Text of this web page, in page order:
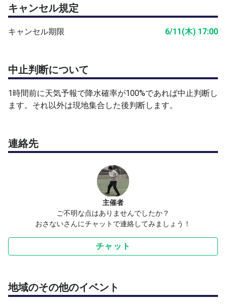
キャンセル規定
キャンセル期限 6/11(木) 17:00
中止判断について
1時間前に天気予報で降水確率が100%であれば中止判断し
ます。それ以外は現地集合した後判断します。
連絡先
主催者
ご不明な点はありませんでしたか？
おさないさんにチャットで連絡してみましょう！
チャット
地域のその他のイベント